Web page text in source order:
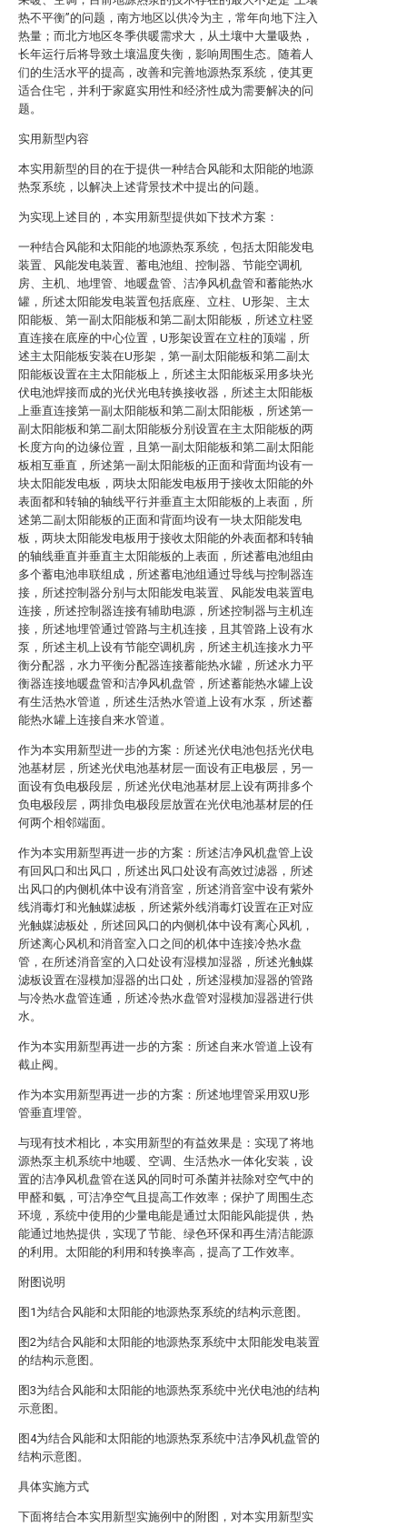
热不平衡”的问题，南方地区以供冷为主，常年向地下注入
热量；而北方地区冬季供暖需求大，从土壤中大量吸热，
长年运行后将导致土壤温度失衡，影响周围生态。随着人
们的生活水平的提高，改善和完善地源热泵系统，使其更
适合住宅，并利于家庭实用性和经济性成为需要解决的问
题。
实用新型内容
本实用新型的目的在于提供一种结合风能和太阳能的地源
热泵系统，以解决上述背景技术中提出的问题。
为实现上述目的，本实用新型提供如下技术方案：
一种结合风能和太阳能的地源热泵系统，包括太阳能发电
装置、风能发电装置、蓄电池组、控制器、节能空调机
房、主机、地埋管、地暖盘管、洁净风机盘管和蓄能热水
罐，所述太阳能发电装置包括底座、立柱、U形架、主太
阳能板、第一副太阳能板和第二副太阳能板，所述立柱竖
直连接在底座的中心位置，U形架设置在立柱的顶端，所
述主太阳能板安装在U形架，第一副太阳能板和第二副太
阳能板设置在主太阳能板上，所述主太阳能板采用多块光
伏电池焊接而成的光伏光电转换接收器，所述主太阳能板
上垂直连接第一副太阳能板和第二副太阳能板，所述第一
副太阳能板和第二副太阳能板分别设置在主太阳能板的两
长度方向的边缘位置，且第一副太阳能板和第二副太阳能
板相互垂直，所述第一副太阳能板的正面和背面均设有一
块太阳能发电板，两块太阳能发电板用于接收太阳能的外
表面都和转轴的轴线平行并垂直主太阳能板的上表面，所
述第二副太阳能板的正面和背面均设有一块太阳能发电
板，两块太阳能发电板用于接收太阳能的外表面都和转轴
的轴线垂直并垂直主太阳能板的上表面，所述蓄电池组由
多个蓄电池串联组成，所述蓄电池组通过导线与控制器连
接，所述控制器分别与太阳能发电装置、风能发电装置电
连接，所述控制器连接有辅助电源，所述控制器与主机连
接，所述地埋管通过管路与主机连接，且其管路上设有水
泵，所述主机上设有节能空调机房，所述主机连接水力平
衡分配器，水力平衡分配器连接蓄能热水罐，所述水力平
衡器连接地暖盘管和洁净风机盘管，所述蓄能热水罐上设
有生活热水管道，所述生活热水管道上设有水泵，所述蓄
能热水罐上连接自来水管道。
作为本实用新型进一步的方案：所述光伏电池包括光伏电
池基材层，所述光伏电池基材层一面设有正电极层，另一
面设有负电极段层，所述光伏电池基材层上设有两排多个
负电极段层，两排负电极段层放置在光伏电池基材层的任
何两个相邻端面。
作为本实用新型再进一步的方案：所述洁净风机盘管上设
有回风口和出风口，所述出风口处设有高效过滤器，所述
出风口的内侧机体中设有消音室，所述消音室中设有紫外
线消毒灯和光触媒滤板，所述紫外线消毒灯设置在正对应
光触媒滤板处，所述回风口的内侧机体中设有离心风机，
所述离心风机和消音室入口之间的机体中连接冷热水盘
管，在所述消音室的入口处设有湿模加湿器，所述光触媒
滤板设置在湿模加湿器的出口处，所述湿模加湿器的管路
与冷热水盘管连通，所述冷热水盘管对湿模加湿器进行供
水。
作为本实用新型再进一步的方案：所述自来水管道上设有
截止阀。
作为本实用新型再进一步的方案：所述地埋管采用双U形
管垂直埋管。
与现有技术相比，本实用新型的有益效果是：实现了将地
源热泵主机系统中地暖、空调、生活热水一体化安装，设
置的洁净风机盘管在送风的同时可杀菌并祛除对空气中的
甲醛和氨，可洁净空气且提高工作效率；保护了周围生态
环境，系统中使用的少量电能是通过太阳能风能提供，热
能通过地热提供，实现了节能、绿色环保和再生清洁能源
的利用。太阳能的利用和转换率高，提高了工作效率。
附图说明
图1为结合风能和太阳能的地源热泵系统的结构示意图。
图2为结合风能和太阳能的地源热泵系统中太阳能发电装置
的结构示意图。
图3为结合风能和太阳能的地源热泵系统中光伏电池的结构
示意图。
图4为结合风能和太阳能的地源热泵系统中洁净风机盘管的
结构示意图。
具体实施方式
下面将结合本实用新型实施例中的附图，对本实用新型实